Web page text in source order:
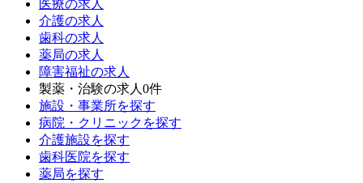
医療の求人
介護の求人
歯科の求人
薬局の求人
障害福祉の求人
製薬・治験の求人 0件
施設・事業所を探す
病院・クリニックを探す
介護施設を探す
歯科医院を探す
薬局を探す